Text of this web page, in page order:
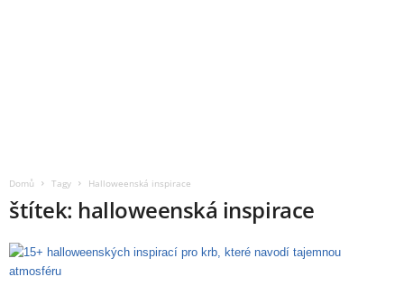
Domů Tagy Halloweenská inspirace
štítek: halloweenská inspirace